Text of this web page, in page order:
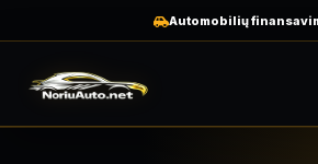
Automobilių